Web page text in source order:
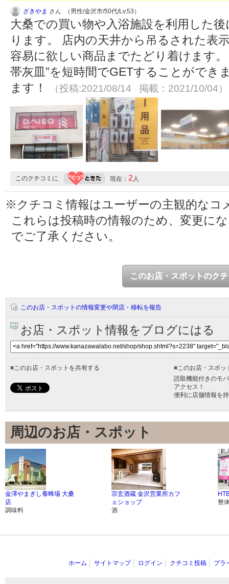
ざきやま さん （男性/金沢市/50代/Lv.53）
大桑での買い物や入浴施設を利用した
ります。 店内の天井から吊るされた表
容易に欲しい商品までたどり着けます
帯灰皿”を短時間でGETすることができ
ます！
（投稿:2021/08/14 掲載：2021/10/04）
このクチコミに 現在： 2 人
※クチコミ情報はユーザーの主観的なコ
これらは投稿時の情報のため、変更に
でご了承ください。
このお店・スポットのク
このお店・スポットの情報変更や閉店・移転を報告
お店・スポット情報をブログにはる
■ このお店・スポットを共有する ■ このお店・スポ
読取機能付きのモ
アクセス！
便利に店舗情報を
周辺のお店・スポット
金澤やまぎし養蜂場 大桑
店
調味料
宗玄酒蔵 金沢営業所カフ
ェショップ
酒
整
ホーム サイトマップ ログイン クチコミ投稿 プラ